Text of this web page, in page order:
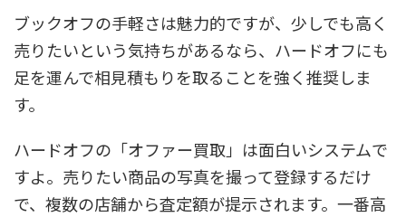
ブックオフの手軽さは魅力的ですが、少しでも高く
売りたいという気持ちがあるなら、ハードオフにも
足を運んで相見積もりを取ることを強く推奨しま
す。
ハードオフの「オファー買取」は面白いシステムで
すよ。売りたい商品の写真を撮って登録するだけ
で、複数の店舗から査定額が提示されます。一番高